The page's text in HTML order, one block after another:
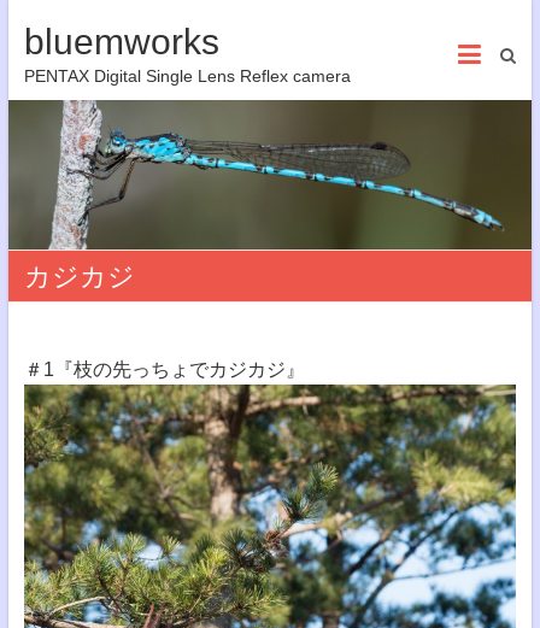
bluemworks
PENTAX Digital Single Lens Reflex camera
カジカジ
＃1『枝の先っちょでカジカジ』